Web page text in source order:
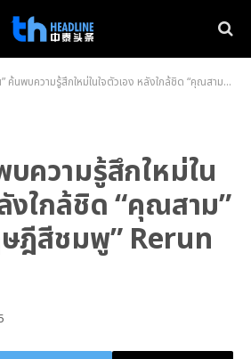
พบความรู้สึกใหม่ในใจตัวเอง หลังใกล้ชิด “คุณสาม” ในซีรีส์ “ทฤษฎีสีชมพู” Rerun EP.4
ความรู้สึกใหม่ใน
งใกล้ชิด “คุณสาม”
ฎีสีชมพู” Rerun